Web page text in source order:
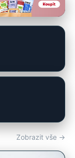
Zobrazit vše →